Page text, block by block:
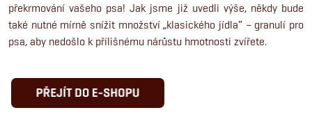
překrmování vašeho psa! Jak jsme již uvedli výše, někdy bude
také nutné mírně snížit množství „klasického jídla“ – granulí pro
psa, aby nedošlo k přílišnému nárůstu hmotnosti zvířete.